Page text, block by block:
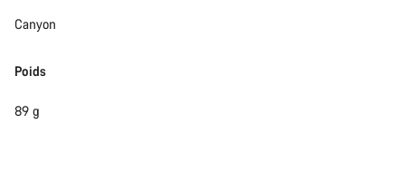
Canyon
Poids
89 g